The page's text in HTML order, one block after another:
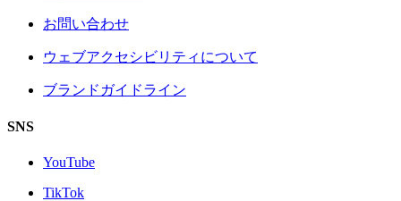
お問い合わせ
ウェブアクセシビリティについて
ブランドガイドライン
SNS
YouTube
TikTok